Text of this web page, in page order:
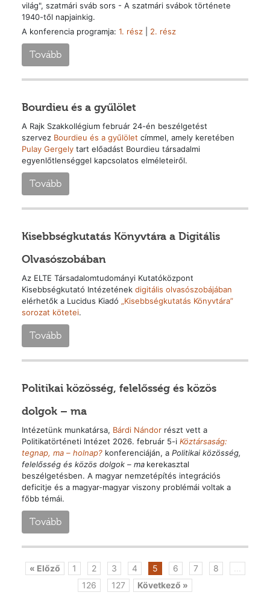
világ", szatmári sváb sors - A szatmári svábok története
1940-től napjainkig.
A konferencia programja: 1. rész| 2. rész
Tovább
Bourdieu és a gyűlölet
A Rajk Szakkollégium február 24-én beszélgetést
szervez Bourdieu és a gyűlölet címmel, amely keretében
Pulay Gergelytart előadást Bourdieu társadalmi
egyenlőtlenséggel kapcsolatos elméleteiről.
Tovább
Kisebbségkutatás Könyvtára a Digitális
Olvasószobában
Az ELTE Társadalomtudományi Kutatóközpont
Kisebbségkutató Intézetének digitális olvasószobájában
elérhetők a Lucidus Kiadó „Kisebbségkutatás Könyvtára”
sorozat kötetei.
Tovább
Politikai közösség, felelősség és közös
dolgok – ma
Intézetünk munkatársa, Bárdi Nándorrészt vett a
Politikatörténeti Intézet 2026. február 5-i Köztársaság:
tegnap, ma – holnap? konferenciáján, a Politikai közösség,
felelősség és közös dolgok – ma kerekasztal
beszélgetésben. A magyar nemzetépítés integrációs
deficitje és a magyar-magyar viszony problémái voltak a
főbb témái.
Tovább
« Előző 1 2 3 4 5 6 7 8
126
127 Következő »